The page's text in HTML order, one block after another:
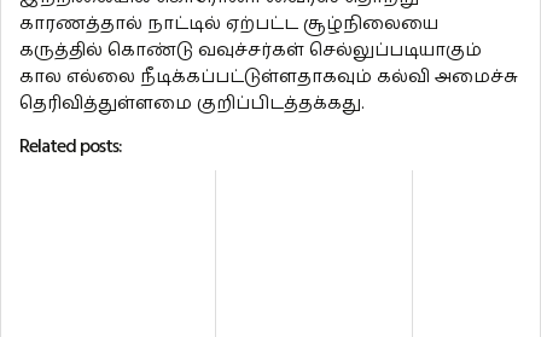
காரணத்தால் நாட்டில் ஏற்பட்ட சூழ்நிலையை
கருத்தில் கொண்டு வவுச்சர்கள் செல்லுப்படியாகும்
கால எல்லை நீடிக்கப்பட்டுள்ளதாகவும் கல்வி அமைச்சு
தெரிவித்துள்ளமை குறிப்பிடத்தக்கது.
Related posts: